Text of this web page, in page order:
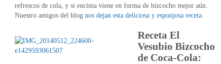
refrescos de cola, y si encima viene en forma de bizcocho mejor aún.
Nuestro amigos del blog nos dejan esta deliciosa y esponjosa receta.
Receta El
Vesubio Bizcocho
de Coca-Cola: